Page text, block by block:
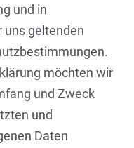
und in
uns geltenden
möchten wir
und Zweck
und
Daten